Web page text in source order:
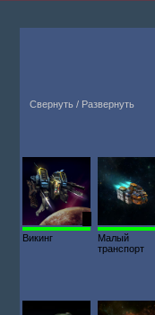
Свернуть / Развернуть
Викинг
Малый
транспорт